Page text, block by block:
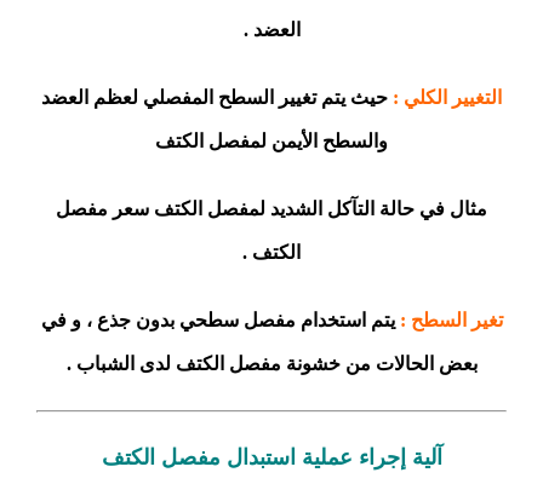
العضد .
التغيير الكلي : حيث يتم تغيير السطح المفصلي لعظم العضد
والسطح الأيمن لمفصل الكتف
مثال في حالة التآكل الشديد لمفصل الكتف سعر مفصل
الكتف .
تغير السطح :يتم استخدام مفصل سطحي بدون جذع ، و في
بعض الحالات من خشونة مفصل الكتف لدى الشباب .
آلية إجراء عملية استبدال مفصل الكتف